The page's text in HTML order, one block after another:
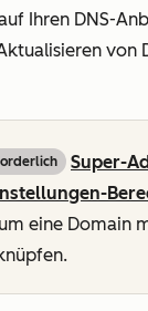
Ihren DNS-
von
Super-
eine Domain